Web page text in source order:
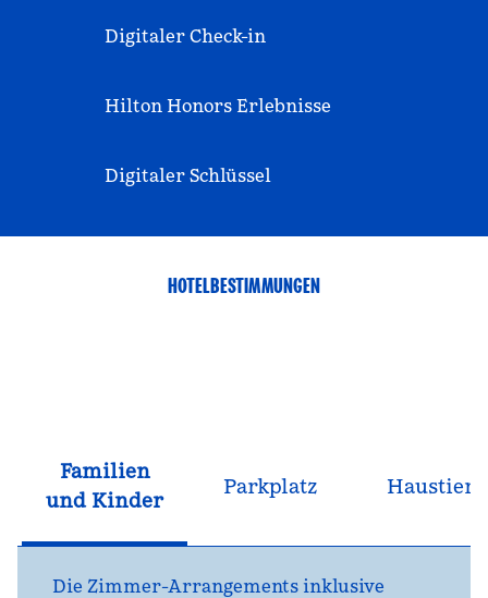
Digitaler Check-in
Hilton Honors Erlebnisse
Digitaler Schlüssel
HOTELBESTIMMUNGEN
Familien
und Kinder
Parkplatz Haustiere
Die Zimmer-Arrangements inklusive